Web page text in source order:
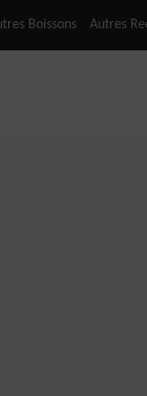
Boissons Autres